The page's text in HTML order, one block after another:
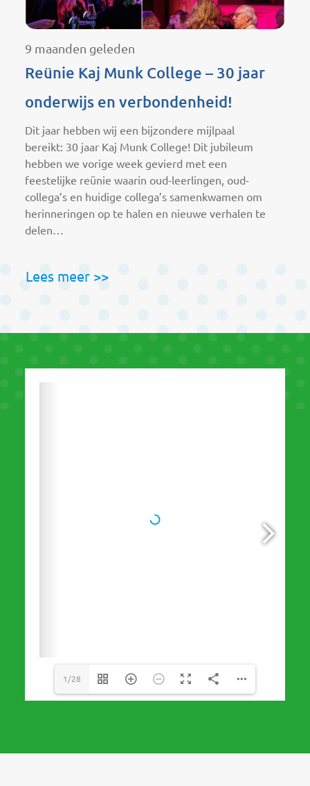
9 maanden geleden
Reünie Kaj Munk College – 30 jaar
onderwijs en verbondenheid!
Dit jaar hebben wij een bijzondere mijlpaal
bereikt: 30 jaar Kaj Munk College! Dit jubileum
hebben we vorige week gevierd met een
feestelijke reünie waarin oud-leerlingen, oud-
collega’s en huidige collega’s samenkwamen om
herinneringen op te halen en nieuwe verhalen te
delen…
Lees meer >>
1/28